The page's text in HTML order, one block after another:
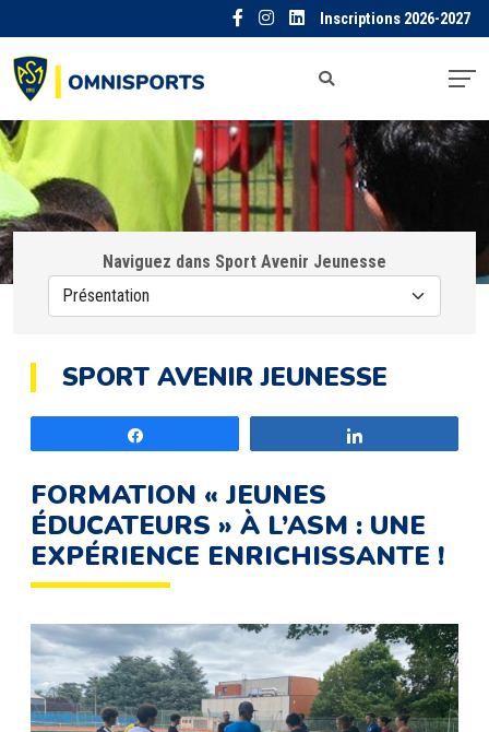
Inscriptions 2026-2027
Naviguez dans Sport Avenir Jeunesse
SPORT AVENIR JEUNESSE
FORMATION « JEUNES
ÉDUCATEURS » À L’ASM : UNE
EXPÉRIENCE ENRICHISSANTE !